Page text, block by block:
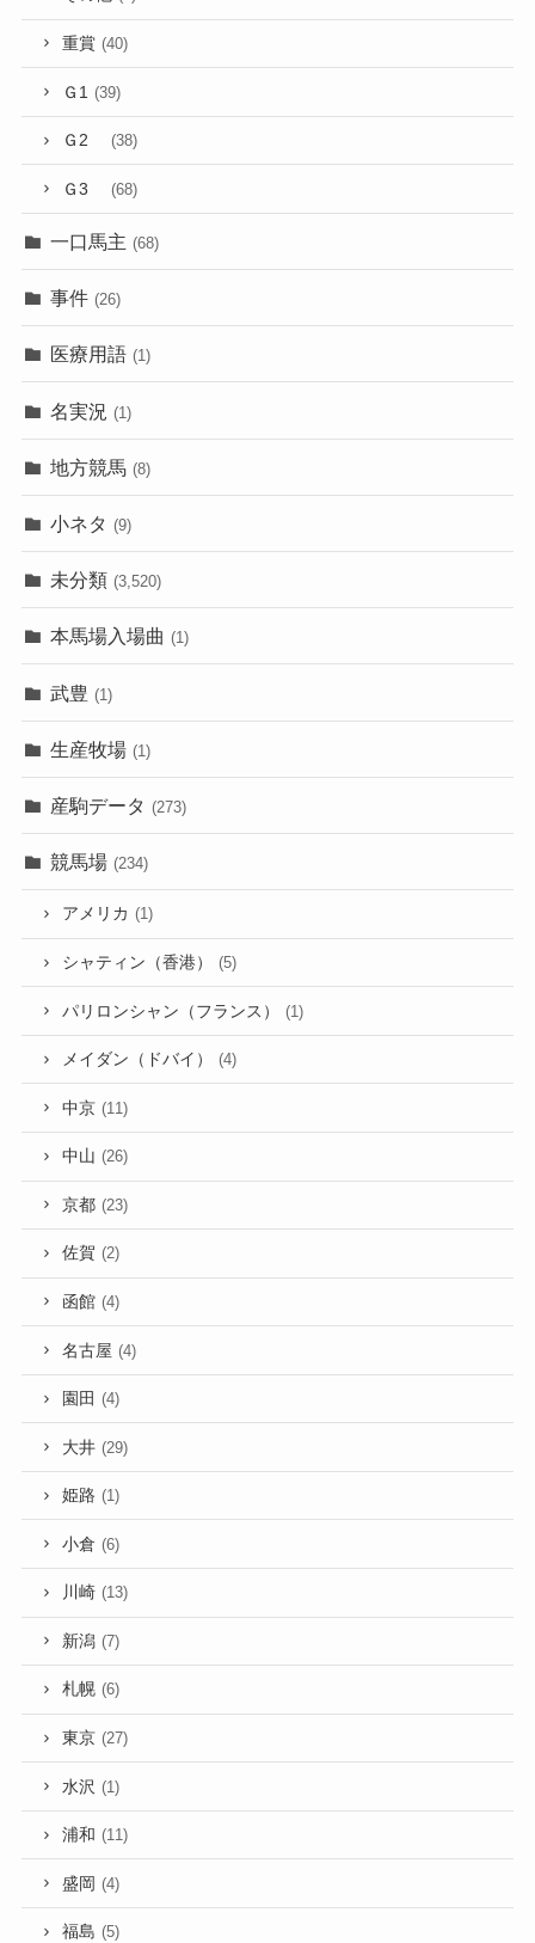
重賞 (40)
Ｇ1 (39)
Ｇ2 (38)
Ｇ3 (68)
一口馬主 (68)
事件 (26)
医療用語 (1)
名実況 (1)
地方競馬 (8)
小ネタ (9)
未分類 (3,520)
本馬場入場曲 (1)
武豊 (1)
生産牧場 (1)
産駒データ (273)
競馬場 (234)
アメリカ (1)
シャティン（香港） (5)
パリロンシャン（フランス） (1)
メイダン（ドバイ） (4)
中京 (11)
中山 (26)
京都 (23)
佐賀 (2)
函館 (4)
名古屋 (4)
園田 (4)
大井 (29)
姫路 (1)
小倉 (6)
川崎 (13)
新潟 (7)
札幌 (6)
東京 (27)
水沢 (1)
浦和 (11)
盛岡 (4)
福島 (5)